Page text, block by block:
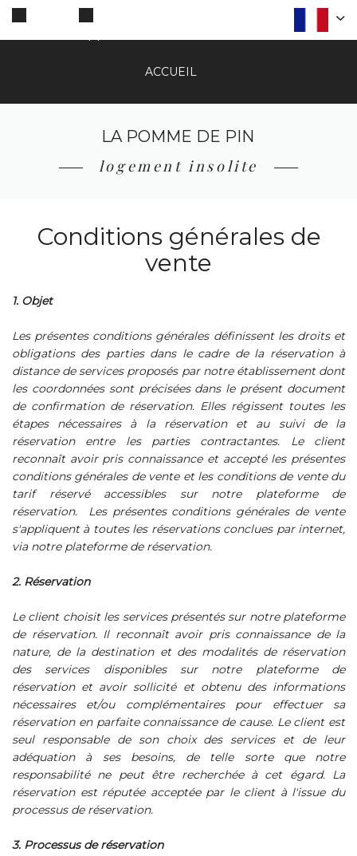
ACCUEIL
LA POMME DE PIN
logement insolite
Conditions générales de
vente
1. Objet
Les présentes conditions générales définissent les droits et
obligations des parties dans le cadre de la réservation à
distance de services proposés par notre établissement dont
les coordonnées sont précisées dans le présent document
de confirmation de réservation. Elles régissent toutes les
étapes nécessaires à la réservation et au suivi de la
réservation entre les parties contractantes. Le client
reconnaît avoir pris connaissance et accepté les présentes
conditions générales de vente et les conditions de vente du
tarif réservé accessibles sur notre plateforme de
réservation. Les présentes conditions générales de vente
s'appliquent à toutes les réservations conclues par internet,
via notre plateforme de réservation.
2. Réservation
Le client choisit les services présentés sur notre plateforme
de réservation. Il reconnaît avoir pris connaissance de la
nature, de la destination et des modalités de réservation
des services disponibles sur notre plateforme de
réservation et avoir sollicité et obtenu des informations
nécessaires et/ou complémentaires pour effectuer sa
réservation en parfaite connaissance de cause. Le client est
seul responsable de son choix des services et de leur
adéquation à ses besoins, de telle sorte que notre
responsabilité ne peut être recherchée à cet égard. La
réservation est réputée acceptée par le client à l'issue du
processus de réservation.
3. Processus de réservation